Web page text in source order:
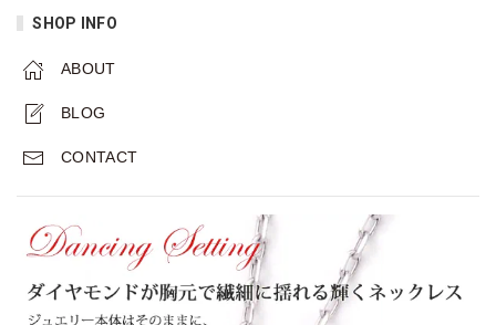
SHOP INFO
ABOUT
BLOG
CONTACT